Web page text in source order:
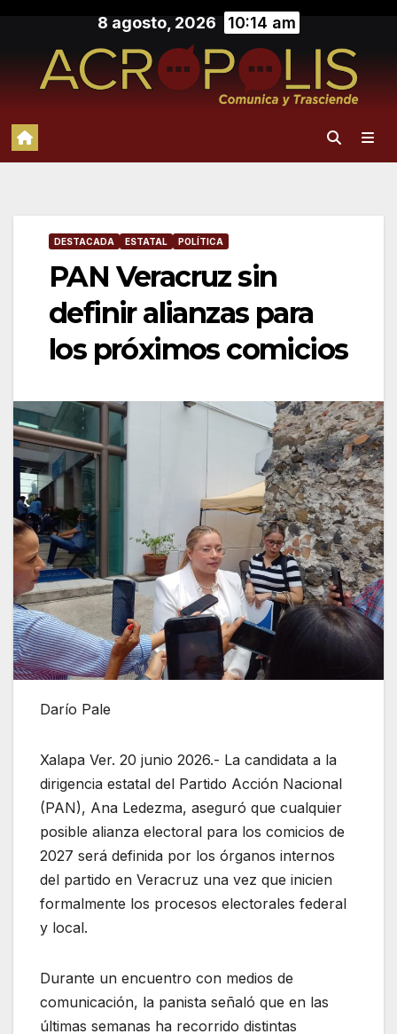
contenido
8 agosto, 2026 10:14 am
DESTACADA ESTATAL POLÍTICA
PAN Veracruz sin
definir alianzas para
los próximos comicios
Darío Pale
Xalapa Ver. 20 junio 2026.- La candidata a la
dirigencia estatal del Partido Acción Nacional
(PAN), Ana Ledezma, aseguró que cualquier
posible alianza electoral para los comicios de
2027 será definida por los órganos internos
del partido en Veracruz una vez que inicien
formalmente los procesos electorales federal
y local.
Durante un encuentro con medios de
comunicación, la panista señaló que en las
últimas semanas ha recorrido distintas